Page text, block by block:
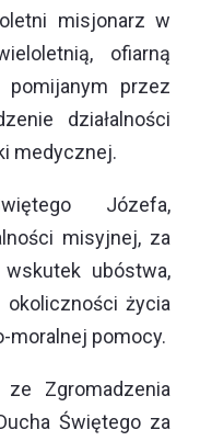
misjonarz w
ofiarną
pomijanym przez
działalności
medycznej.
Józefa,
misyjnej, za
ubóstwa,
okoliczności życia
moralnej pomocy.
Zgromadzenia
Świętego za